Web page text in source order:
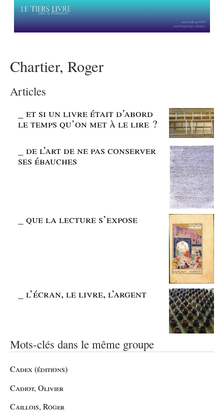
Chartier, Roger
Articles
_et si un livre était d’abord
le temps qu’on met à le lire ?
_de l’art de ne pas conserver
ses ébauches
_que la lecture s’expose
_l’écran, le livre, l’argent
Mots-clés dans le même groupe
Cadex (éditions)
Cadiot, Olivier
Caillois, Roger